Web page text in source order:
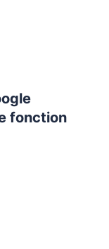
fonction